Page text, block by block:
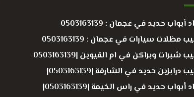
أبواب حديد في عجمان : 0503163139
مظلات سيارات في عجمان : 0503163139
شبرات وبراكن في ام القيوين |0503163139
درابزين حديد في الشارقة |0503163139|
حداد أبواب حديد في راس الخيمة |0503163139|